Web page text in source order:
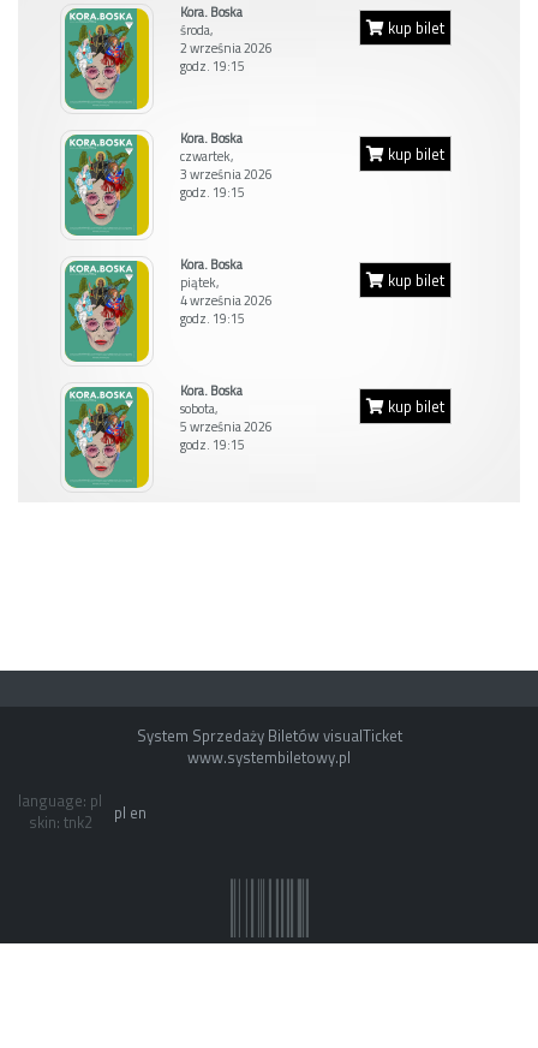
Kora. Boska
środa,
2 września 2026
godz. 19:15
kup bilet
Kora. Boska
czwartek,
3 września 2026
godz. 19:15
kup bilet
Kora. Boska
piątek,
4 września 2026
godz. 19:15
kup bilet
Kora. Boska
sobota,
5 września 2026
godz. 19:15
kup bilet
System Sprzedaży Biletów visualTicket
www.systembiletowy.pl
language: pl
skin: tnk2
pl en